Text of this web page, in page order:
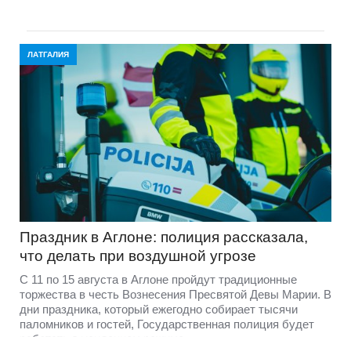
ЛАТГАЛИЯ
Праздник в Аглоне: полиция рассказала,
что делать при воздушной угрозе
С 11 по 15 августа в Аглоне пройдут традиционные
торжества в честь Вознесения Пресвятой Девы Марии. В
дни праздника, который ежегодно собирает тысячи
паломников и гостей, Государственная полиция будет